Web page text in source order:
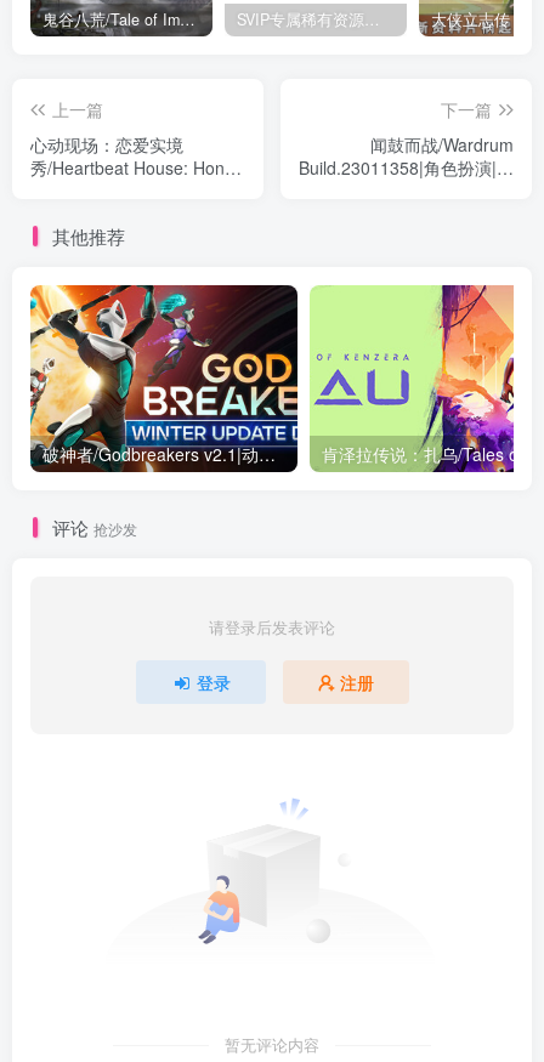
鬼谷八荒/Tale of Immortal v1.2.105.259|角色扮演|容量27.4GB|免安装绿色中文版 SVIP专属稀有资源下载 – 持续更新中
上一篇
心动现场：恋爱实境
秀/Heartbeat House: Hong
中文版
下一篇
闻鼓而战/Wardrum
Build.23011358|角色扮演|容
其他推荐
破神者/Godbreakers v2.1|动作冒险|容量13.2G|免安装绿色中文版
评论 抢沙发
请登录后发表评论
登录 注册
暂无评论内容